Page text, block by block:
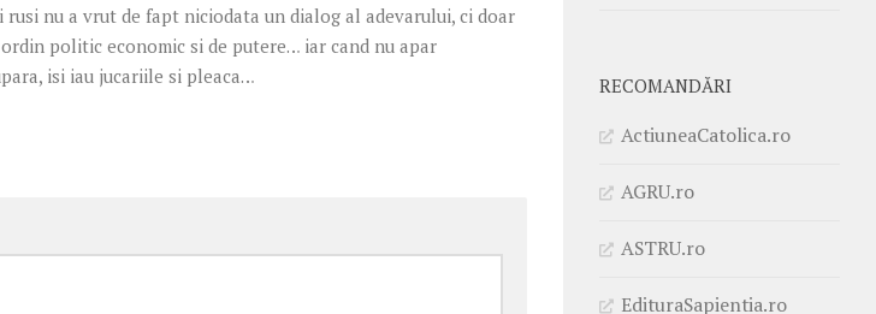
rusi nu a vrut de fapt niciodata un dialog al adevarului, ci doar
politic economic si de putere… iar cand nu apar
isi iau jucariile si pleaca…
RECOMANDĂRI
ActiuneaCatolica.ro
AGRU.ro
ASTRU.ro
EdituraSapientia.ro